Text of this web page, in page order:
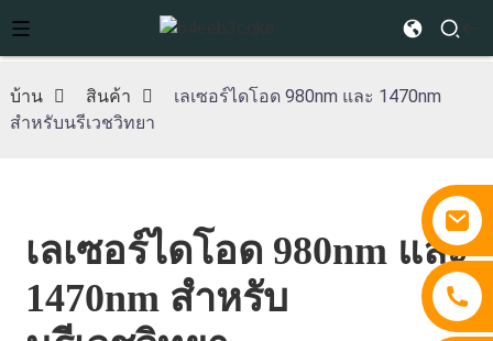
บ้าน สินค้า
เลเซอร์ไดโอด 980nm และ 1470nm
สำหรับนรีเวชวิทยา
เลเซอร์ไดโอด 980nm และ
1470nm สำหรับ